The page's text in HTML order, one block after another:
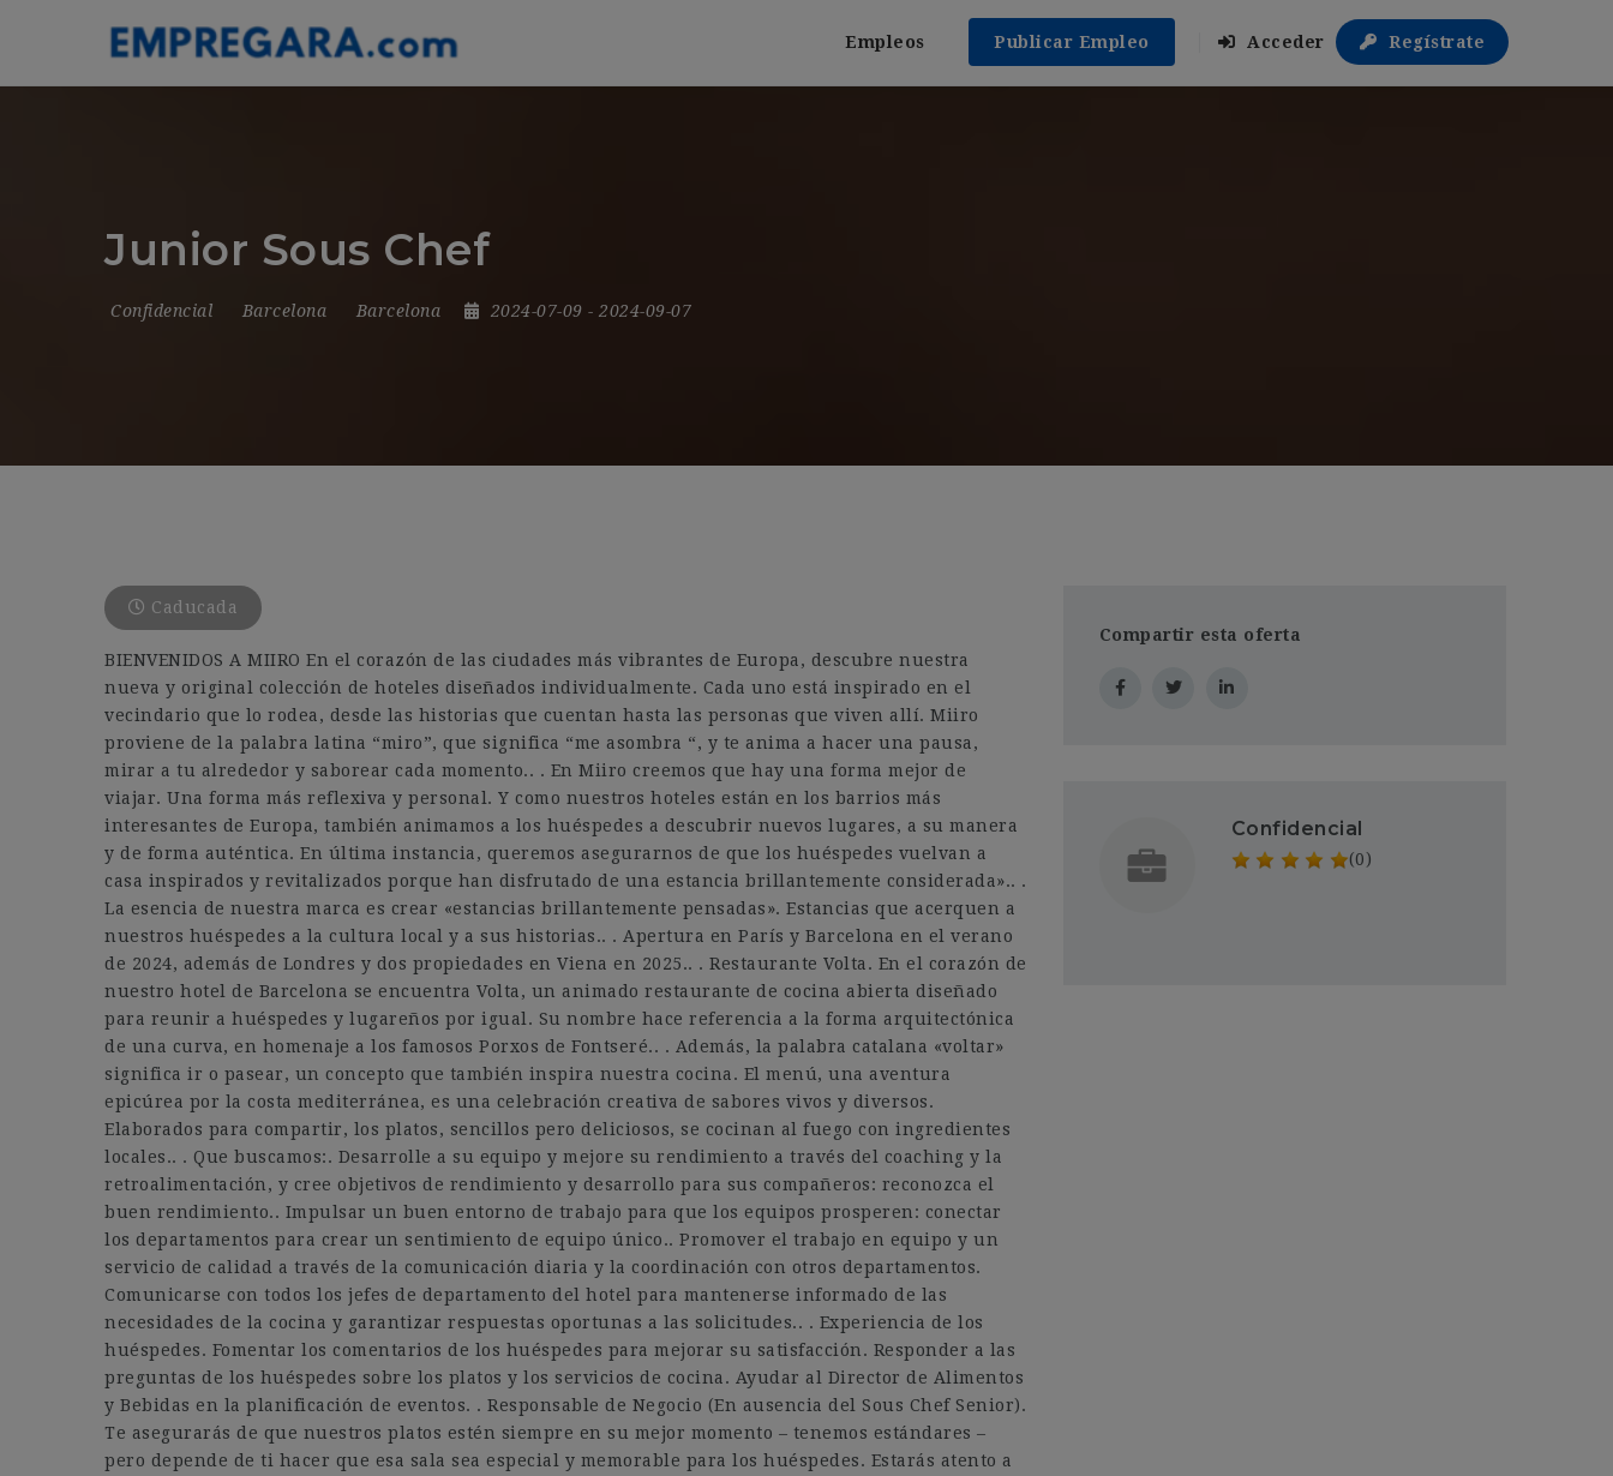
Empleos Publicar Empleo Acceder Regístrate
Junior Sous Chef
Confidencial Barcelona Barcelona 2024-07-09 - 2024-09-07
Caducada
BIENVENIDOS A MIIRO En el corazón de las ciudades más vibrantes de Europa, descubre nuestra
nueva y original colección de hoteles diseñados individualmente. Cada uno está inspirado en el
vecindario que lo rodea, desde las historias que cuentan hasta las personas que viven allí. Miiro
proviene de la palabra latina “miro”, que significa “me asombra “, y te anima a hacer una pausa,
mirar a tu alrededor y saborear cada momento.. . En Miiro creemos que hay una forma mejor de
viajar. Una forma más reflexiva y personal. Y como nuestros hoteles están en los barrios más
interesantes de Europa, también animamos a los huéspedes a descubrir nuevos lugares, a su manera
y de forma auténtica. En última instancia, queremos asegurarnos de que los huéspedes vuelvan a
casa inspirados y revitalizados porque han disfrutado de una estancia brillantemente considerada».. .
La esencia de nuestra marca es crear «estancias brillantemente pensadas». Estancias que acerquen a
nuestros huéspedes a la cultura local y a sus historias.. . Apertura en París y Barcelona en el verano
de 2024, además de Londres y dos propiedades en Viena en 2025.. . Restaurante Volta. En el corazón de
nuestro hotel de Barcelona se encuentra Volta, un animado restaurante de cocina abierta diseñado
para reunir a huéspedes y lugareños por igual. Su nombre hace referencia a la forma arquitectónica
de una curva, en homenaje a los famosos Porxos de Fontseré.. . Además, la palabra catalana «voltar»
significa ir o pasear, un concepto que también inspira nuestra cocina. El menú, una aventura
epicúrea por la costa mediterránea, es una celebración creativa de sabores vivos y diversos.
Elaborados para compartir, los platos, sencillos pero deliciosos, se cocinan al fuego con ingredientes
locales.. . Que buscamos:. Desarrolle a su equipo y mejore su rendimiento a través del coaching y la
retroalimentación, y cree objetivos de rendimiento y desarrollo para sus compañeros: reconozca el
buen rendimiento.. Impulsar un buen entorno de trabajo para que los equipos prosperen: conectar
los departamentos para crear un sentimiento de equipo único.. Promover el trabajo en equipo y un
servicio de calidad a través de la comunicación diaria y la coordinación con otros departamentos.
Comunicarse con todos los jefes de departamento del hotel para mantenerse informado de las
necesidades de la cocina y garantizar respuestas oportunas a las solicitudes.. . Experiencia de los
huéspedes. Fomentar los comentarios de los huéspedes para mejorar su satisfacción. Responder a las
preguntas de los huéspedes sobre los platos y los servicios de cocina. Ayudar al Director de Alimentos
y Bebidas en la planificación de eventos. . Responsable de Negocio (En ausencia del Sous Chef Senior).
Te asegurarás de que nuestros platos estén siempre en su mejor momento – tenemos estándares –
pero depende de ti hacer que esa sala sea especial y memorable para los huéspedes. Estarás atento a
Compartir esta oferta
Confidencial
(0)